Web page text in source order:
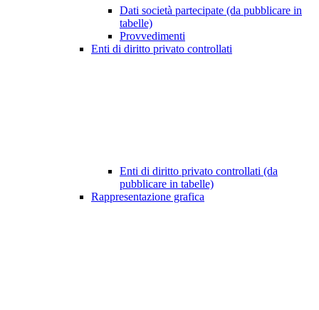
Dati società partecipate (da pubblicare in
tabelle)
Provvedimenti
Enti di diritto privato controllati
Enti di diritto privato controllati (da
pubblicare in tabelle)
Rappresentazione grafica